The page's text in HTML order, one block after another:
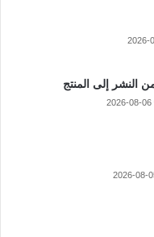
2026-
النشر إلى المنتج
2026-08-06
2026-08-